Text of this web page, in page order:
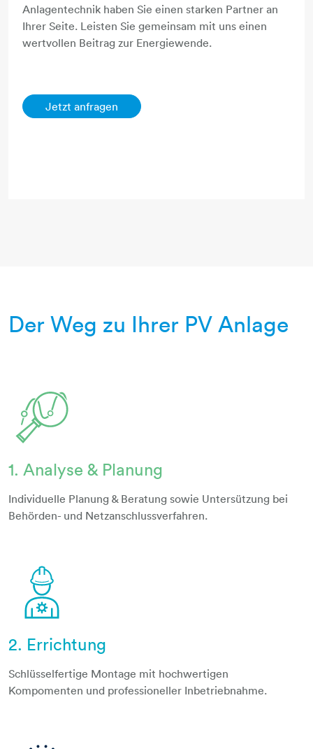
Anlagentechnik haben Sie einen starken Partner an
Ihrer Seite. Leisten Sie gemeinsam mit uns einen
wertvollen Beitrag zur Energiewende.
Jetzt anfragen
Der Weg zu Ihrer PV Anlage
diagramm-linie-lupe
1. Analyse & Planung
Individuelle Planung & Beratung sowie Untersützung bei
Behörden- und Netzanschlussverfahren.
2. Errichtung
Schlüsselfertige Montage mit hochwertigen
Kompomenten und professioneller Inbetriebnahme.